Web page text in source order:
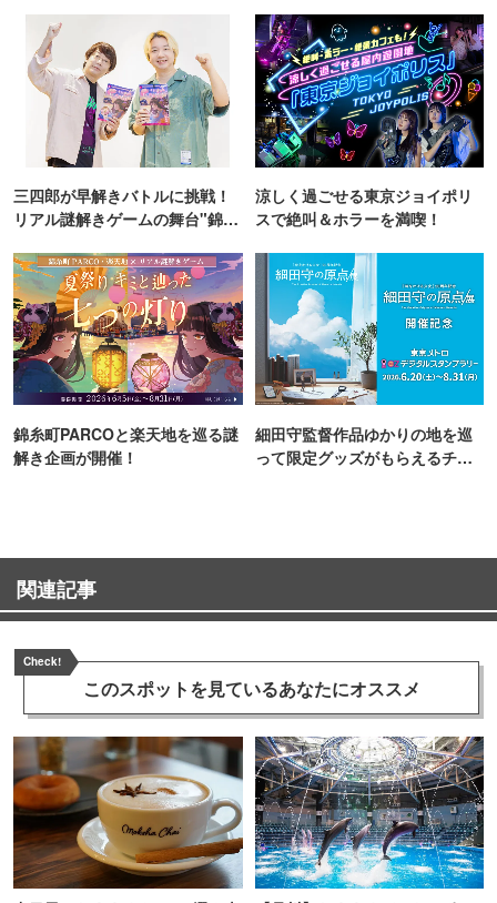
三四郎が早解きバトルに挑戦！
リアル謎解きゲームの舞台"錦糸
涼しく過ごせる東京ジョイポリ
スで絶叫＆ホラーを満喫！
錦糸町PARCOと楽天地を巡る謎
解き企画が開催！
細田守監督作品ゆかりの地を巡
って限定グッズがもらえるチャ
関連記事
Check!
このスポットを見ているあなたにオススメ